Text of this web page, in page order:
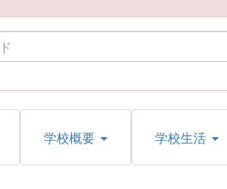
学校概要 学校生活